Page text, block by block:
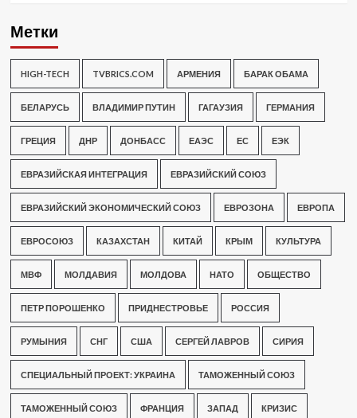
Метки
HIGH-TECH TVBRICS.COM АРМЕНИЯ БАРАК ОБАМА
БЕЛАРУСЬ ВЛАДИМИР ПУТИН ГАГАУЗИЯ ГЕРМАНИЯ
ГРЕЦИЯ ДНР ДОНБАСС ЕАЭС ЕС ЕЭК
ЕВРАЗИЙСКАЯ ИНТЕГРАЦИЯ ЕВРАЗИЙСКИЙ СОЮЗ
ЕВРАЗИЙСКИЙ ЭКОНОМИЧЕСКИЙ СОЮЗ ЕВРОЗОНА ЕВРОПА
ЕВРОСОЮЗ КАЗАХСТАН КИТАЙ КРЫМ КУЛЬТУРА
МВФ МОЛДАВИЯ МОЛДОВА НАТО ОБЩЕСТВО
ПЕТР ПОРОШЕНКО ПРИДНЕСТРОВЬЕ РОССИЯ
РУМЫНИЯ СНГ США СЕРГЕЙ ЛАВРОВ СИРИЯ
СПЕЦИАЛЬНЫЙ ПРОЕКТ: УКРАИНА ТАМОЖЕННЫЙ СОЮЗ
ТАМОЖЕННЫЙ СОЮЗ ФРАНЦИЯ ЗАПАД КРИЗИС